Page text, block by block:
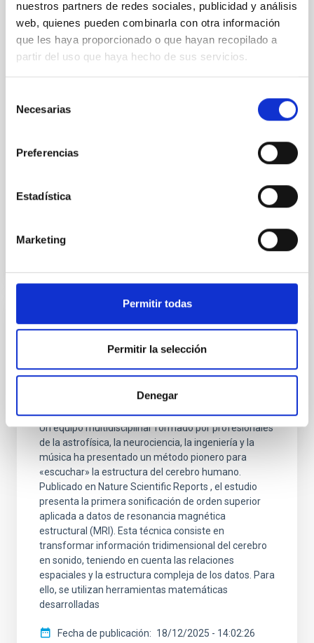
nuestros partners de redes sociales, publicidad y análisis
web, quienes pueden combinarla con otra información
que les haya proporcionado o que hayan recopilado a
partir del uso que haya hecho de sus servicios.
Necesarias
Preferencias
Estadística
Marketing
Permitir todas
Permitir la selección
Denegar
Del 2 al 6 de marzo de 2026, la Universidad de Gante
se convierte en el epicentro de la intersección entre
la astrofísica y la inteligencia artificial. Organizada
una tercera red asociada TALES , la Escuela de
a personas expertas de referencia internacional y a
jóvenes integrantes de la comunidad investigadora
NOTA DE PRENSA
Del estudio del Universo a la neuroimagen:
una técnica de cosmología permite
Un equipo multidisciplinar formado por profesionales
de la astrofísica, la neurociencia, la ingeniería y la
música ha presentado un método pionero para
«escuchar» la estructura del cerebro humano.
Publicado en Nature Scientific Reports , el estudio
presenta la primera sonificación de orden superior
aplicada a datos de resonancia magnética
estructural (MRI). Esta técnica consiste en
transformar información tridimensional del cerebro
en sonido, teniendo en cuenta las relaciones
espaciales y la estructura compleja de los datos. Para
ello, se utilizan herramientas matemáticas
desarrolladas
Fecha de publicación 18/12/2025 - 14:02:26